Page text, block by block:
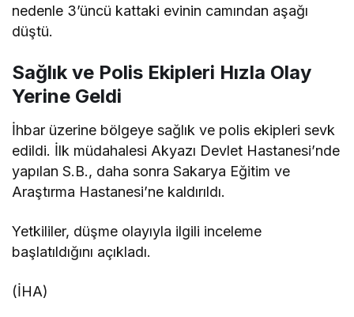
nedenle 3’üncü kattaki evinin camından aşağı
düştü.
Sağlık ve Polis Ekipleri Hızla Olay
Yerine Geldi
İhbar üzerine bölgeye sağlık ve polis ekipleri sevk
edildi. İlk müdahalesi Akyazı Devlet Hastanesi’nde
yapılan S.B., daha sonra Sakarya Eğitim ve
Araştırma Hastanesi’ne kaldırıldı.
Yetkililer, düşme olayıyla ilgili inceleme
başlatıldığını açıkladı.
(İHA)